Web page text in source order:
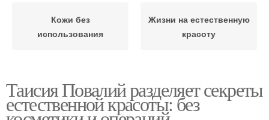
Кожи без
использования
Жизни на естественную
красоту
Таисия Повалий разделяет секреты
естественной красоты: без